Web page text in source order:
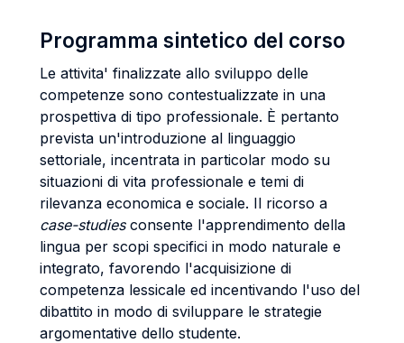
Programma sintetico del corso
Le attivita' finalizzate allo sviluppo delle
competenze sono contestualizzate in una
prospettiva di tipo professionale. È pertanto
prevista un'introduzione al linguaggio
settoriale, incentrata in particolar modo su
situazioni di vita professionale e temi di
rilevanza economica e sociale. Il ricorso a
case-studies consente l'apprendimento della
lingua per scopi specifici in modo naturale e
integrato, favorendo l'acquisizione di
competenza lessicale ed incentivando l'uso del
dibattito in modo di sviluppare le strategie
argomentative dello studente.